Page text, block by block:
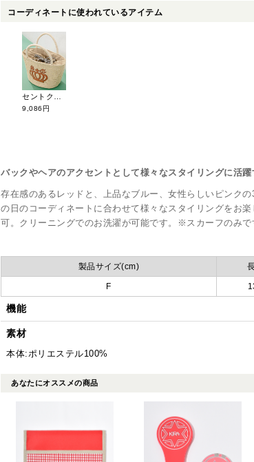
コーディネートに使われているアイテム
9,086円
バックやヘアのアクセントとして様々なスタイリングに活躍
存在感のあるレッドと、上品なブルー、女性らしいピンク
の日のコーディネートに合わせて様々なスタイリングをお
可。クリーニングでのお洗濯が可能です。※スカーフのみで
製品サイズ(cm)
F
機能
素材
本体:ポリエステル100%
あなたにオススメの商品